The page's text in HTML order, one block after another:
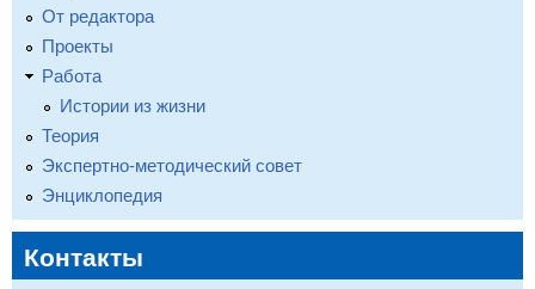
От редактора
Проекты
Работа
Истории из жизни
Теория
Экспертно-методический совет
Энциклопедия
Контакты